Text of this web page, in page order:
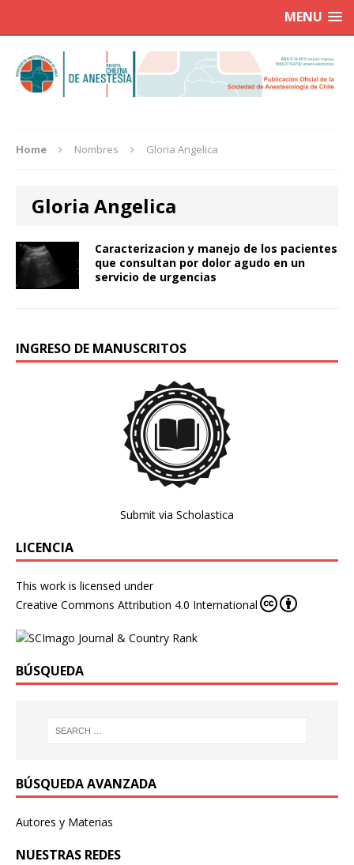
MENU
Home Nombres Gloria Angelica
Gloria Angelica
Caracterizacion y manejo de los pacientes
que consultan por dolor agudo en un
servicio de urgencias
INGRESO DE MANUSCRITOS
Submit via Scholastica
LICENCIA
This work is licensed under
Creative Commons Attribution 4.0 International
BÚSQUEDA
BÚSQUEDA AVANZADA
Autores y Materias
NUESTRAS REDES